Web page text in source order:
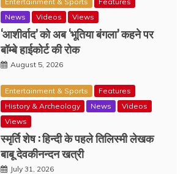
News
Videos Views
‘आशीर्वाद’ को अब ‘भूतिया बंगला’ कहने पर
बॉम्बे हाईकोर्ट की रोक
August 5, 2026
Entertainment & Sports
Features
History & Archeology
News
Videos
Views
स्मृर्ति शेष : हिन्दी के पहले तिलिस्मी लेखक
बाबू देवकीनन्दन खत्री
July 31, 2026